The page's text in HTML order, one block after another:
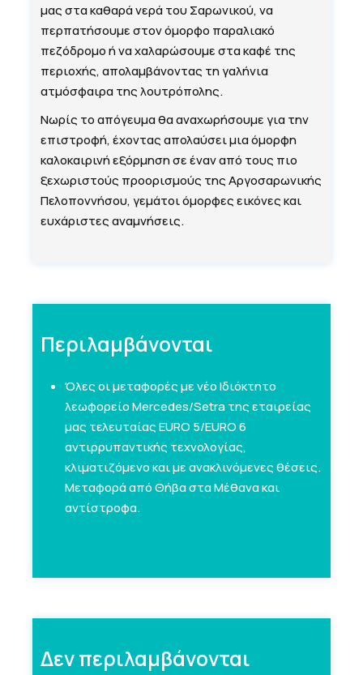
μας στα καθαρά νερά του Σαρωνικού, να
περπατήσουμε στον όμορφο παραλιακό
πεζόδρομο ή να χαλαρώσουμε στα καφέ της
περιοχής, απολαμβάνοντας τη γαλήνια
ατμόσφαιρα της λουτρόπολης.
Νωρίς το απόγευμα θα αναχωρήσουμε για την
επιστροφή, έχοντας απολαύσει μια όμορφη
καλοκαιρινή εξόρμηση σε έναν από τους πιο
ξεχωριστούς προορισμούς της Αργοσαρωνικής
Πελοποννήσου, γεμάτοι όμορφες εικόνες και
ευχάριστες αναμνήσεις.
Περιλαμβάνονται
Όλες οι μεταφορές με νέο Ιδιόκτητο
λεωφορείο Mercedes/Setra της εταιρείας
μας τελευταίας EURO 5/EURO 6
αντιρρυπαντικής τεχνολογίας,
κλιματιζόμενο και με ανακλινόμενες θέσεις.
Μεταφορά από Θήβα στα Μέθανα και
αντίστροφα.
Δεν περιλαμβάνονται